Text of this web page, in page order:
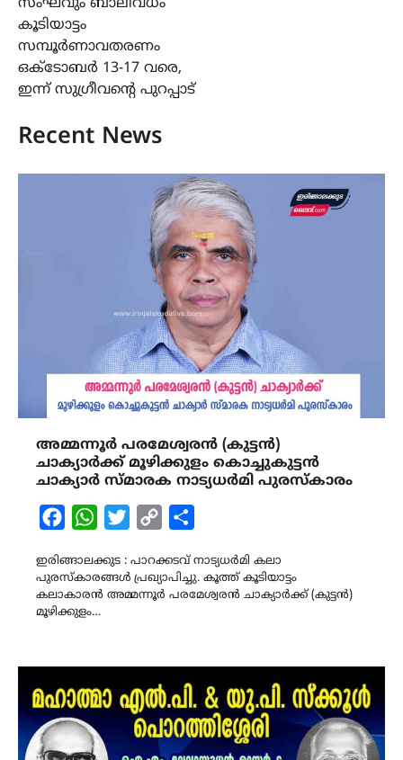
സംഘവും ബാലിവധം
കൂടിയാട്ടം
സമ്പൂർണാവതരണം
ഒക്ടോബർ 13-17 വരെ,
ഇന്ന് സുഗ്രീവന്റെ പുറപ്പാട്
Recent News
അമ്മന്നൂർ പരമേശ്വരൻ (കുട്ടൻ)
ചാക്യാർക്ക് മൂഴിക്കുളം കൊച്ചുകുട്ടൻ
ചാക്യാർ സ്മാരക നാട്യധർമി പുരസ്കാരം
FacebookWhatsAppTwitterCopy
ഇരിങ്ങാലക്കുട : പാറക്കടവ് നാട്യധർമി കലാ
പുരസ്കാരങ്ങൾ പ്രഖ്യാപിച്ചു. കൂത്ത് കൂടിയാട്ടം
കലാകാരൻ അമ്മന്നൂർ പരമേശ്വരൻ ചാക്യാർക്ക് (കുട്ടൻ)
മൂഴിക്കുളം…